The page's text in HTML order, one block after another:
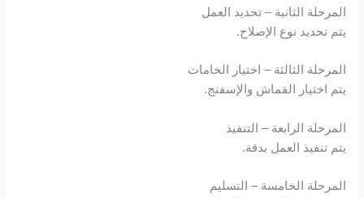
Hacklink Panel
Hacklink Panel
Hacklink Panel
Hacklink Panel
المرحلة الثانية – تحديد العمل
يتم تحديد نوع الإصلاح.
المرحلة الثالثة – اختيار الخامات
يتم اختيار القماش والإسفنج.
المرحلة الرابعة – التنفيذ
يتم تنفيذ العمل بدقة.
المرحلة الخامسة – التسليم